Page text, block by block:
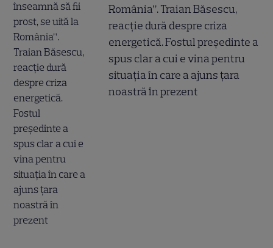
România”. Traian Băsescu,
reacție dură despre criza
energetică. Fostul președinte a
spus clar a cui e vina pentru
situația în care a ajuns țara
noastră în prezent